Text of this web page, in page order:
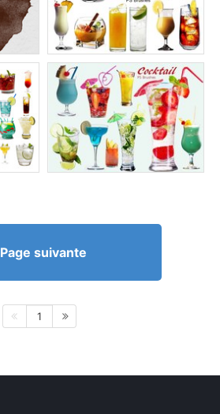
Page suivante
1